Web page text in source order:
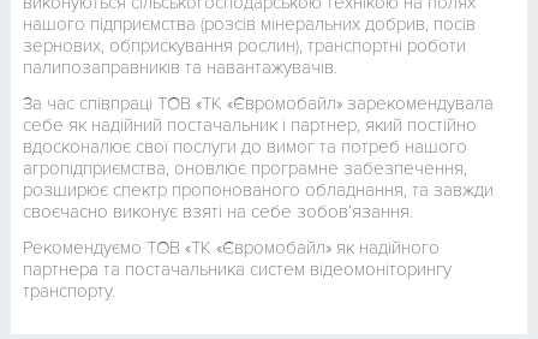
нашого підприємства (розсів мінеральних добрив, посів
зернових, обприскування рослин), транспортні роботи
палипозаправників та навантажувачів.
За час співпраці ТОВ «ТК «Євромобайл» зарекомендувала
себе як надійний постачальник і партнер, який постійно
вдосконалює свої послуги до вимог та потреб нашого
агропідприємства, оновлює програмне забезпечення,
розширює спектр пропонованого обладнання, та завжди
своєчасно виконує взяті на себе зобов’язання.
Рекомендуємо ТОВ «ТК «Євромобайл» як надійного
партнера та постачальника систем відеомоніторингу
транспорту.